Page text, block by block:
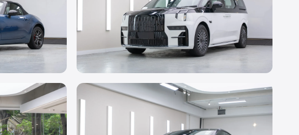
轉色 PPF
Solid Black